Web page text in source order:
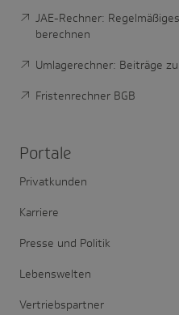
JAE-Rechner:
berechnen
Umlagerechner: Beiträge
Fristenrechner BGB
Portale
Privatkunden
Karriere
Presse und Politik
Lebenswelten
Vertriebspartner